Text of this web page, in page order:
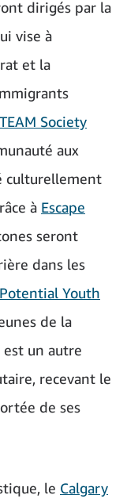
dirigés par la
vise à
et la
Society
aux
culturellement
à Escape
seront
dans les
Youth
de la
est un autre
recevant le
de ses
le Calgary